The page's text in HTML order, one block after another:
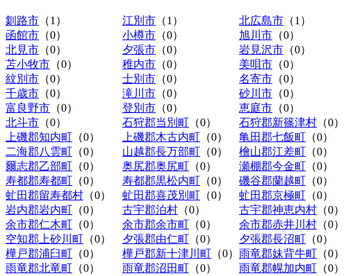
釧路市 （1） 江別市 （1） 北広島市 （1）
函館市 （0） 小樽市 （0） 旭川市 （0）
北見市 （0） 夕張市 （0） 岩見沢市 （0）
苫小牧市 （0） 稚内市 （0） 美唄市 （0）
紋別市 （0） 士別市 （0） 名寄市 （0）
千歳市 （0） 滝川市 （0） 砂川市 （0）
富良野市 （0） 登別市 （0） 恵庭市 （0）
北斗市 （0） 石狩郡当別町 （0） 石狩郡新篠津村 （0）
上磯郡知内町 （0） 上磯郡木古内町 （0） 亀田郡七飯町 （0）
二海郡八雲町 （0） 山越郡長万部町 （0） 檜山郡江差町 （0）
爾志郡乙部町 （0） 奥尻郡奥尻町 （0） 瀬棚郡今金町 （0）
寿都郡寿都町 （0） 寿都郡黒松内町 （0） 磯谷郡蘭越町 （0）
虻田郡留寿都村 （0） 虻田郡喜茂別町 （0） 虻田郡京極町 （0）
岩内郡岩内町 （0） 古宇郡泊村 （0） 古宇郡神恵内村 （0）
余市郡仁木町 （0） 余市郡余市町 （0） 余市郡赤井川村 （0）
空知郡上砂川町 （0） 夕張郡由仁町 （0） 夕張郡長沼町 （0）
樺戸郡浦臼町 （0） 樺戸郡新十津川町 （0） 雨竜郡妹背牛町 （0）
雨竜郡北竜町 （0） 雨竜郡沼田町 （0） 雨竜郡幌加内町 （0）